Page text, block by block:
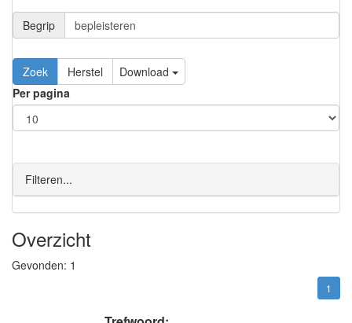
Begrip
Zoek Herstel
Download
Per pagina
Filteren...
Overzicht
Gevonden: 1
1